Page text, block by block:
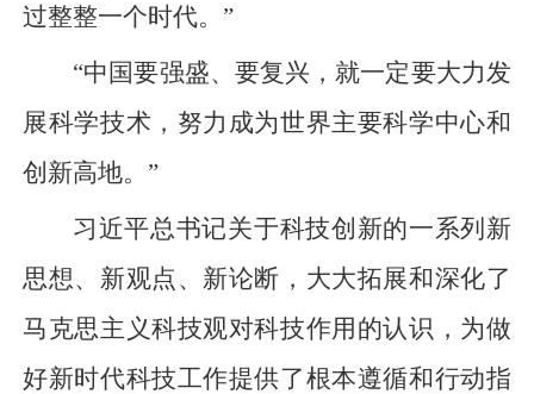
过整整一个时代。”
“中国要强盛、要复兴，就一定要大力发
展科学技术，努力成为世界主要科学中心和
创新高地。”
习近平总书记关于科技创新的一系列新
思想、新观点、新论断，大大拓展和深化了
马克思主义科技观对科技作用的认识，为做
好新时代科技工作提供了根本遵循和行动指